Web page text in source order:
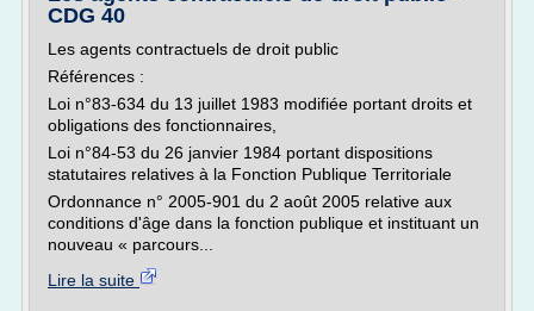
CDG 40
Les agents contractuels de droit public
Références :
Loi n°83-634 du 13 juillet 1983 modifiée portant droits et
obligations des fonctionnaires,
Loi n°84-53 du 26 janvier 1984 portant dispositions
statutaires relatives à la Fonction Publique Territoriale
Ordonnance n° 2005-901 du 2 août 2005 relative aux
conditions d'âge dans la fonction publique et instituant un
nouveau « parcours...
Lire la suite